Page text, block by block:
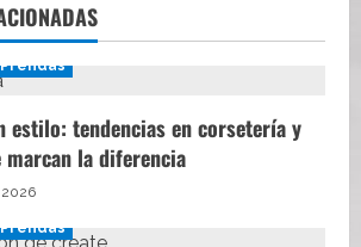
estilo: tendencias en corsetería y
la diferencia
2026